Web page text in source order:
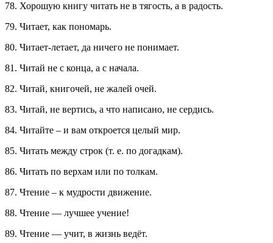
78. Хорошую книгу читать не в тягость, а в радость.
79. Читает, как пономарь.
80. Читает-летает, да ничего не понимает.
81. Читай не с конца, а с начала.
82. Читай, книгочей, не жалей очей.
83. Читай, не вертись, а что написано, не сердись.
84. Читайте – и вам откроется целый мир.
85. Читать между строк (т. е. по догадкам).
86. Читать по верхам или по толкам.
87. Чтение – к мудрости движение.
88. Чтение — лучшее учение!
89. Чтение — учит, в жизнь ведёт.